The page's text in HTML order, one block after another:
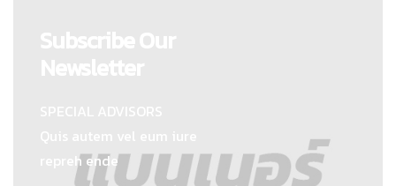
repreh ende